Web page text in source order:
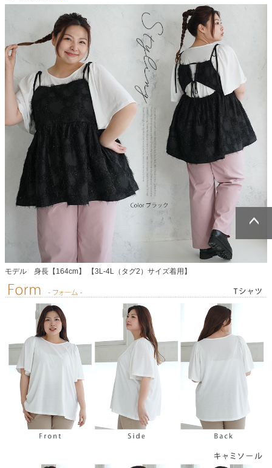
モデル 身長【164cm】 【3L-4L（タグ2）サイズ着用】
ページトッ
ページトッ